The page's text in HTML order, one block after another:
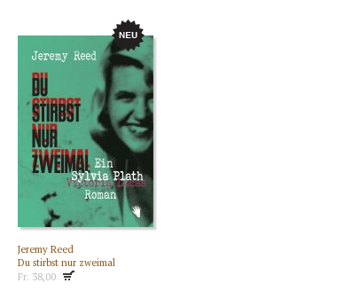
Jeremy Reed
Du stirbst nur zweimal
Fr. 38,00